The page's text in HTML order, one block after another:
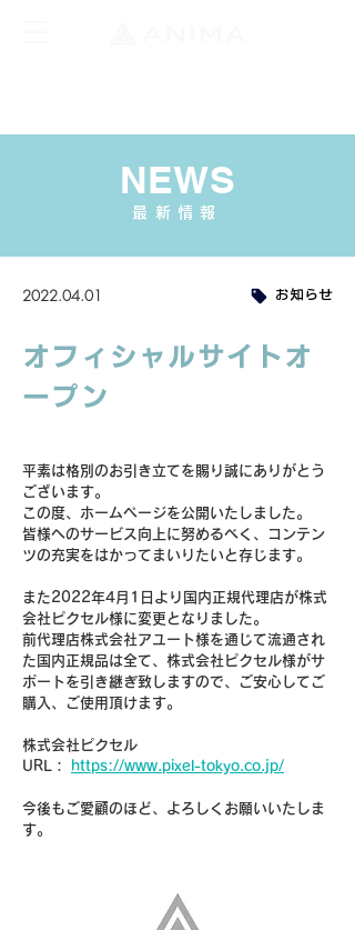
NEWS
最新情報
2022.04.01 お知らせ
オフィシャルサイトオ
ープン
平素は格別のお引き立てを賜り誠にありがとう
ございます。
この度、ホームページを公開いたしました。
皆様へのサービス向上に努めるべく、コンテン
ツの充実をはかってまいりたいと存じます。
また2022年4月1日より国内正規代理店が株式
会社ピクセル様に変更となりました。
前代理店株式会社アユート様を通じて流通され
た国内正規品は全て、株式会社ピクセル様がサ
ポートを引き継ぎ致しますので、ご安心してご
購入、ご使用頂けます。
株式会社ピクセル
URL：
https://www.pixel-tokyo.co.jp/
今後もご愛顧のほど、よろしくお願いいたしま
す。